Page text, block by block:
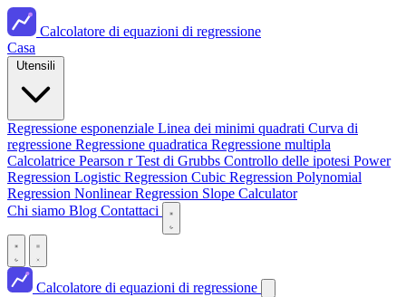
Calcolatore di equazioni di regressione
Casa
Regressione esponenziale Linea dei minimi quadrati Curva di
regressione Regressione quadratica Regressione multipla
Calcolatrice Pearson rTest di Grubbs Controllo delle ipotesi Power
Regression Logistic Regression Cubic Regression Polynomial
Regression Nonlinear Regression Slope Calculator
Chi siamo Blog Contattaci
Calcolatore di equazioni di regressione